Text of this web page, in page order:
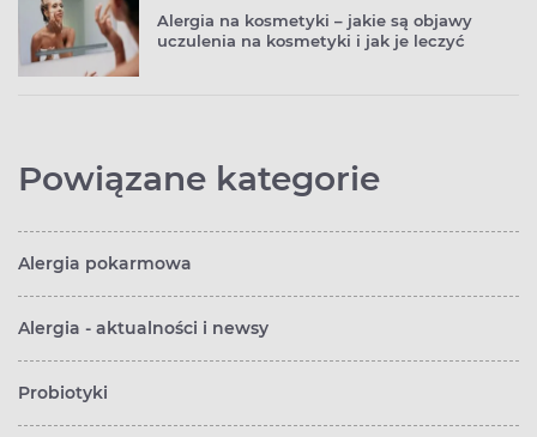
Alergia na kosmetyki – jakie są objawy
uczulenia na kosmetyki i jak je leczyć
Powiązane kategorie
Alergia pokarmowa
Alergia - aktualności i newsy
Probiotyki